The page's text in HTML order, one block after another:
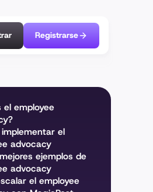
Registrarse
el employee
implementar el
advocacy
ejemplos de
advocacy
el employee